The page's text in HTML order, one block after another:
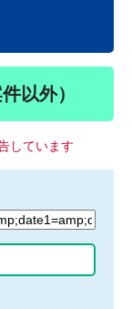
以外）
しています